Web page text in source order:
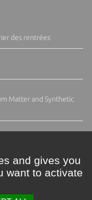
des rentrées
Matter and Synthetic
and gives you
want to activate